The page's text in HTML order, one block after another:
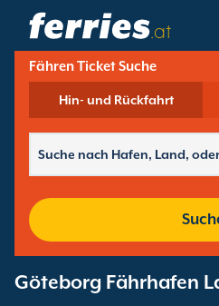
.at
Reedereien
Fährziele
Fährhäfen
Fähren Ticket Suche
Hin- und Rückfahrt
Göteborg Fährhafen